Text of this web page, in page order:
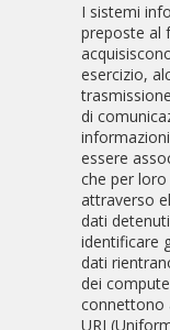
I sistemi
preposte al
esercizio,
di
essere
che per
attraverso
dati
identificare
dati
dei
connettono
URI